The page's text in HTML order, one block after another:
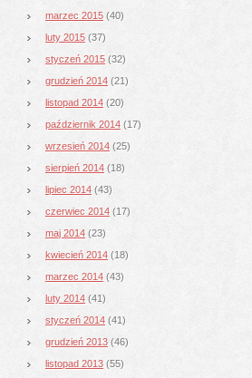
marzec 2015 (40)
luty 2015 (37)
styczeń 2015 (32)
grudzień 2014 (21)
listopad 2014 (20)
październik 2014 (17)
wrzesień 2014 (25)
sierpień 2014 (18)
lipiec 2014 (43)
czerwiec 2014 (17)
maj 2014 (23)
kwiecień 2014 (18)
marzec 2014 (43)
luty 2014 (41)
styczeń 2014 (41)
grudzień 2013 (46)
listopad 2013 (55)